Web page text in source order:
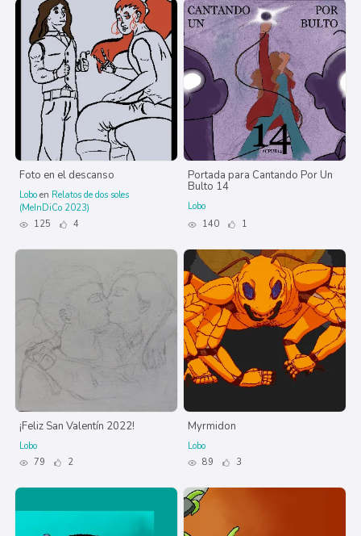
Foto en el descanso
Lobo en Relatos de dos soles
(MeInDiCo 2023)
125
4
Portada para Cantando Por Un
Bulto 14
Lobo
140
1
¡Feliz San Valentín 2022!
Lobo
79
2
Myrmidon
Lobo
89
3